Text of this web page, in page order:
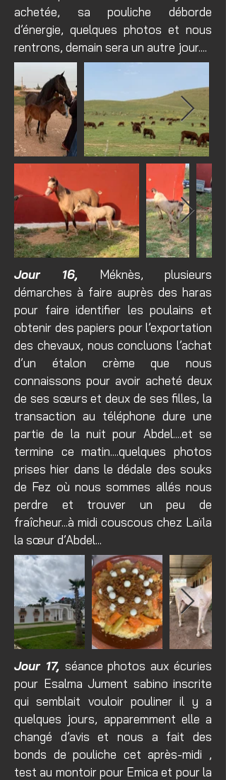
achetée, sa pouliche déborde
d’énergie, quelques photos et nous
rentrons, demain sera un autre jour....
Jour 16, Méknès, plusieurs
démarches à faire auprès des haras
pour faire identifier les poulains et
obtenir des papiers pour l’exportation
des chevaux, nous concluons l’achat
d’un étalon crème que nous
connaissons pour avoir acheté deux
de ses sœurs et deux de ses filles, la
transaction au téléphone dure une
partie de la nuit pour Abdel....et se
termine ce matin....quelques photos
prises hier dans le dédale des souks
de Fez où nous sommes allés nous
perdre et trouver un peu de
fraîcheur...à midi couscous chez Laïla
la sœur d’Abdel...
Jour 17, séance photos aux écuries
pour Esalma Jument sabino inscrite
qui semblait vouloir pouliner il y a
quelques jours, apparemment elle a
changé d’avis et nous a fait des
bonds de pouliche cet après-midi ,
test au montoir pour Emica et pour la